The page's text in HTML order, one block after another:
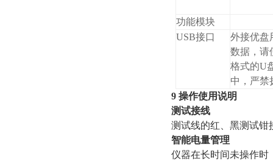
功能模块
USB接口
外接优盘
数据，请
格式的U
中，严禁
9 操作使用说明
测试接线
测试线的红、黑测试钳
智能电量管理
仪器在长时间未操作时